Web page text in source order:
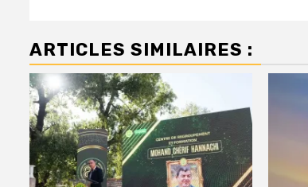
ARTICLES SIMILAIRES :